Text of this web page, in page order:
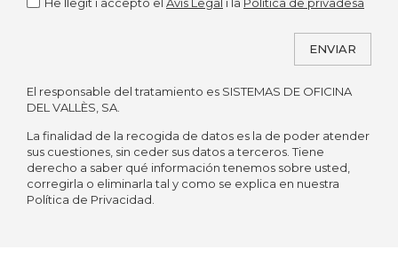
ENVIAR
Alternative:
El responsable del tratamiento es SISTEMAS DE OFICINA
DEL VALLÈS, SA.
La finalidad de la recogida de datos es la de poder atender
sus cuestiones, sin ceder sus datos a terceros. Tiene
derecho a saber qué información tenemos sobre usted,
corregirla o eliminarla tal y como se explica en nuestra
Política de Privacidad.